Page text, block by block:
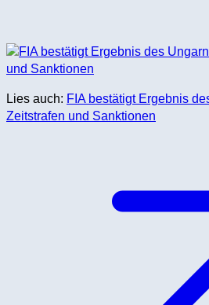
Lies auch: FIA bestätigt Ergebnis
Zeitstrafen und Sanktionen